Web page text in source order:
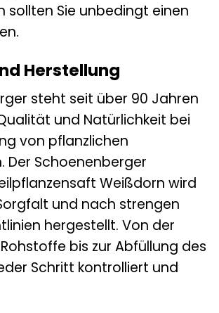
sollten Sie unbedingt einen
Herstellung
steht seit über 90 Jahren
und Natürlichkeit bei
von pflanzlichen
Der Schoenenberger
Weißdorn wird
und nach strengen
hergestellt. Von der
bis zur Abfüllung des
Schritt kontrolliert und